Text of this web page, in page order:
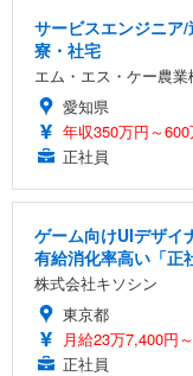
サービスエンジニア
寮・社宅
エム・エス・ケー農
愛知県
年収350万円～600
正社員
ゲーム向けUIデザイ
有給消化率高い「正
株式会社キソシン
東京都
月給23万7,400円
正社員